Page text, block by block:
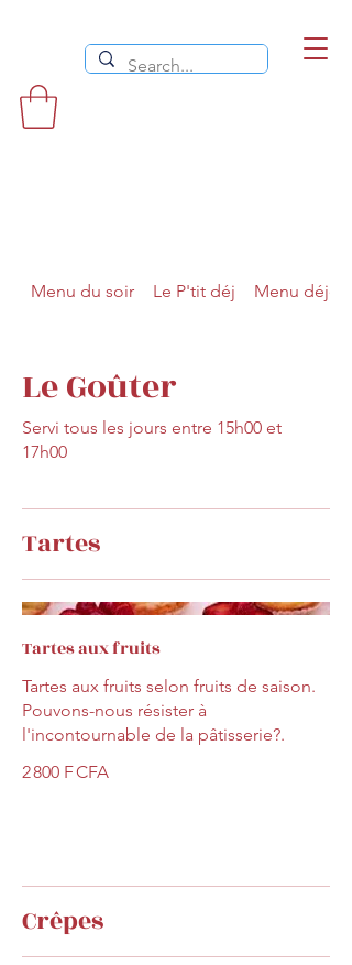
Menu du soir Le P'tit déj Menu
Le Goûter
Servi tous les jours entre 15h00 et
17h00
Tartes
Tartes aux fruits
Tartes aux fruits selon fruits de saison.
Pouvons-nous résister à
l'incontournable de la pâtisserie?.
2 800 F CFA
Crêpes